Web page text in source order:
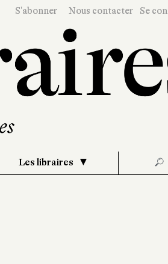
S'abonner Nous contacter Se
Les libraires 🔎